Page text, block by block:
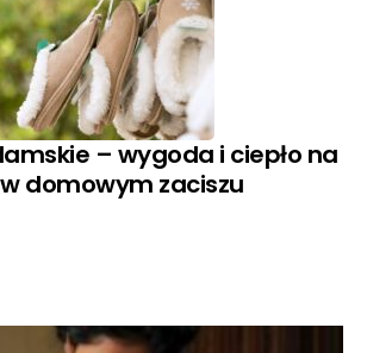
– wygoda i ciepło na
domowym zaciszu